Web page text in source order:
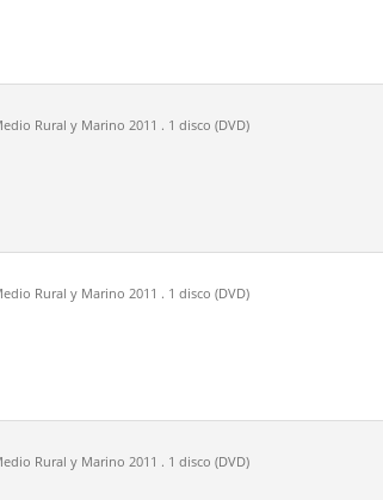
Rural y Marino 2011 . 1 disco (DVD)
Rural y Marino 2011 . 1 disco (DVD)
Rural y Marino 2011 . 1 disco (DVD)